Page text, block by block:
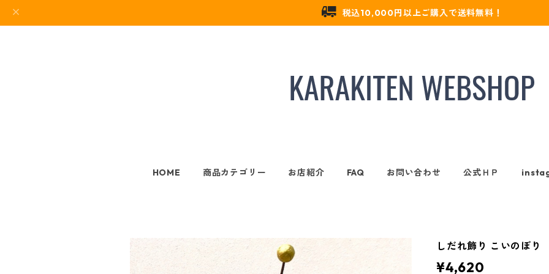
税込10,000円以上ご購入で送料無料！
HOME 商品カテゴリー お店紹介 FAQ お問い合わせ 公式ＨＰ
しだれ飾り こいのぼり
¥4,620